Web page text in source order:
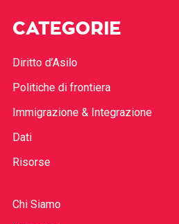
CATEGORIE
Diritto d’Asilo
Politiche di frontiera
Immigrazione & Integrazione
Dati
Risorse
Chi Siamo